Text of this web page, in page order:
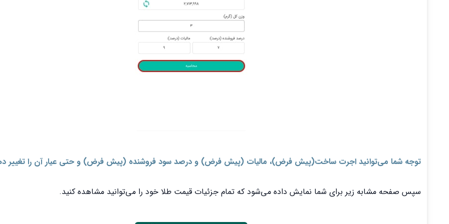
توجه شما می‌توانید اجرت ساخت(پیش فرض)، مالیات (پیش فرض) و درصد سود فروشنده (پیش فرض) و حتی عیار آن را تغییر
سپس صفحه مشابه زیر برای شما نمایش داده می‌شود که تمام جزئیات قیمت طلا خود را می‌توانید مشاهده کنید.